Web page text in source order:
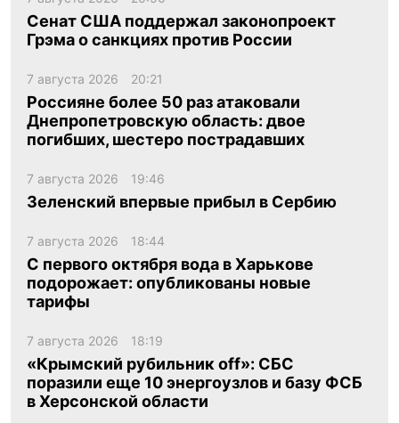
Сенат США поддержал законопроект
Грэма о санкциях против России
7 августа 2026 20:21
Россияне более 50 раз атаковали
Днепропетровскую область: двое
погибших, шестеро пострадавших
7 августа 2026 19:46
Зеленский впервые прибыл в Сербию
7 августа 2026 18:44
С первого октября вода в Харькове
подорожает: опубликованы новые
тарифы
7 августа 2026 18:19
«Крымский рубильник off»: СБС
поразили еще 10 энергоузлов и базу ФСБ
в Херсонской области